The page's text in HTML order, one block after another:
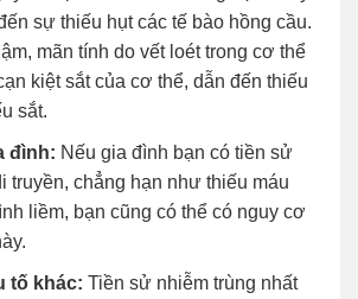
sự thiếu hụt các tế bào hồng cầu.
mãn tính do vết loét trong cơ thể
kiệt sắt của cơ thể, dẫn đến thiếu
sắt.
đình: Nếu gia đình bạn có tiền sử
truyền, chẳng hạn như thiếu máu
liềm, bạn cũng có thể có nguy cơ
tố khác: Tiền sử nhiễm trùng nhất